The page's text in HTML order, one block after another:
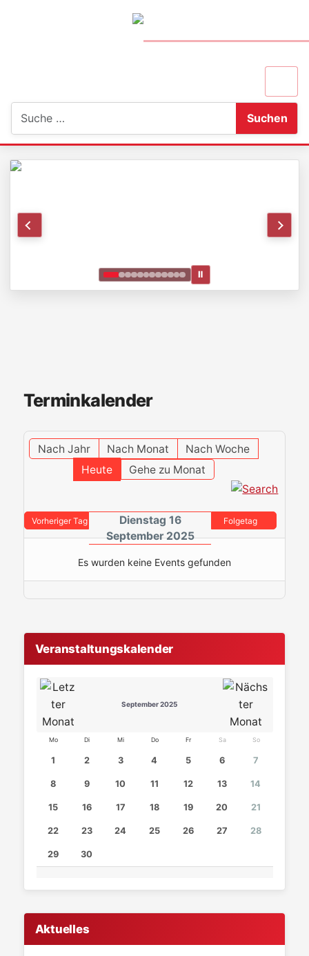
Suchen
Ⅱ
Terminkalender
Nach Jahr Nach Monat
Nach Woche
Heute
Gehe zu Monat
Vorheriger Tag
Dienstag 16
September 2025
Folgetag
Es wurden keine Events gefunden
Veranstaltungskalender
September 2025
Mo Di Mi Do Fr Sa So
1 2 3 4 5 6 7
8 9 10 11 12 13 14
15 16 17 18 19 20 21
22 23 24 25 26 27 28
29 30
Aktuelles